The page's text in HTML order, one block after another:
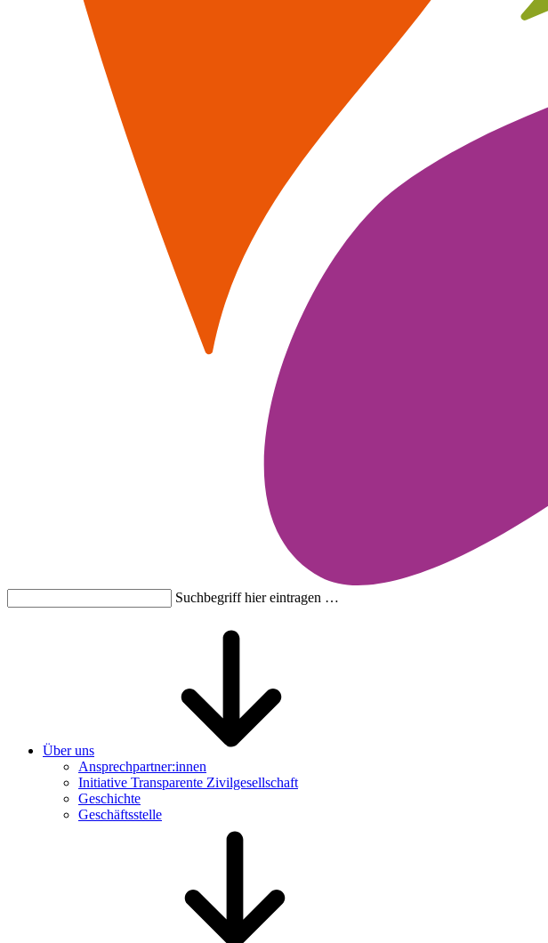
Suchbegriff hier eintragen …
Über uns
Ansprechpartner:innen
Initiative Transparente Zivilgesellschaft
Geschichte
Geschäftsstelle